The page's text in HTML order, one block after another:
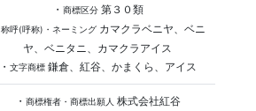
・ 商標区分第３０類
称呼(呼称)・ネーミングカマクラベニヤ、ベニ
ヤ、ベニタニ、カマクラアイス
・ 文字商標鎌倉、紅谷、かまくら、アイス
・ 商標権者・商標出願人 株式会社紅谷